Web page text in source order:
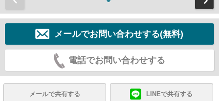
メールでお問い合わせする(無料)
電話でお問い合わせする
メールで共有する LINEで共有する